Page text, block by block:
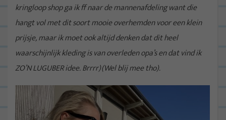
kringloop shop ga ik ff naar de mannenafdeling want die
hangt vol met dit soort mooie overhemden voor een klein
prijsje, maar ik moet ook altijd denken dat dit heel
waarschijnlijk kleding is van overleden opa’s en dat vind ik
ZO’N LUGUBER idee. Brrrr)(Wel blij mee tho).